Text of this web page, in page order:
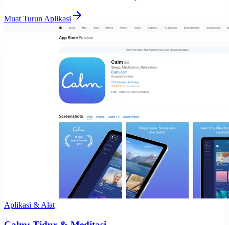
Muat Turun Aplikasi
Aplikasi & Alat